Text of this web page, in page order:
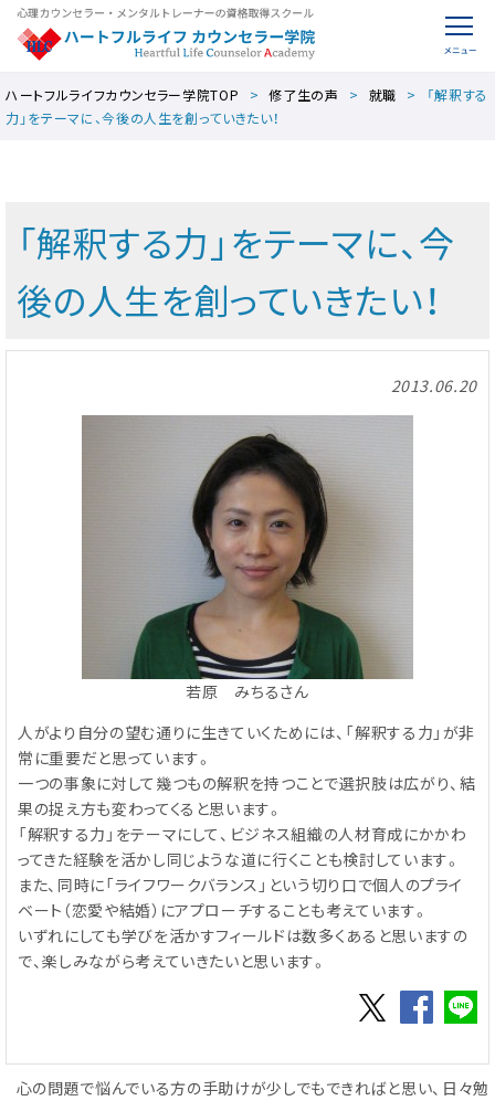
ハートフルライフカウンセラー学院TOP 修了生の声 就職
「解釈する
力」をテーマに、今後の人生を創っていきたい！
「解釈する力」をテーマに、今
後の人生を創っていきたい！
2013.06.20
若原 みちるさん
人がより自分の望む通りに生きていくためには、「解釈する力」が非
常に重要だと思っています。
一つの事象に対して幾つもの解釈を持つことで選択肢は広がり、結
果の捉え方も変わってくると思います。
「解釈する力」をテーマにして、ビジネス組織の人材育成にかかわ
ってきた経験を活かし同じような道に行くことも検討しています。
また、同時に「ライフワークバランス」という切り口で個人のプライ
ベート（恋愛や結婚）にアプローチすることも考えています。
いずれにしても学びを活かすフィールドは数多くあると思いますの
で、楽しみながら考えていきたいと思います。
心の問題で悩んでいる方の手助けが少しでもできればと思い、日々勉